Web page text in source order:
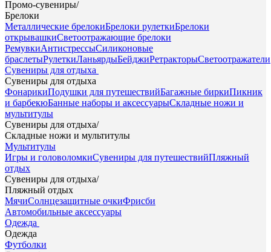
Промо-сувениры/
Брелоки
Металлические брелокиБрелоки рулеткиБрелоки
открывашкиСветоотражающие брелоки
РемувкиАнтистрессыСиликоновые
браслетыРулеткиЛаньярдыБейджиРетракторыСветоотражатели
Сувениры для отдыха
Сувениры для отдыха
ФонарикиПодушки для путешествийБагажные биркиПикник
и барбекюБанные наборы и аксессуарыСкладные ножи и
мультитулы
Сувениры для отдыха/
Складные ножи и мультитулы
Мультитулы
Игры и головоломкиСувениры для путешествийПляжный
отдых
Сувениры для отдыха/
Пляжный отдых
МячиСолнцезащитные очкиФрисби
Автомобильные аксессуары
Одежда
Одежда
Футболки